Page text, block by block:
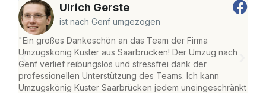
Ulrich Gerste
ist nach Genf umgezogen
"Ein großes Dankeschön an das Team der Firma
Umzugskönig Kuster aus Saarbrücken! Der Umzug nach
Genf verlief reibungslos und stressfrei dank der
professionellen Unterstützung des Teams. Ich kann
Umzugskönig Kuster Saarbrücken jedem uneingeschränkt